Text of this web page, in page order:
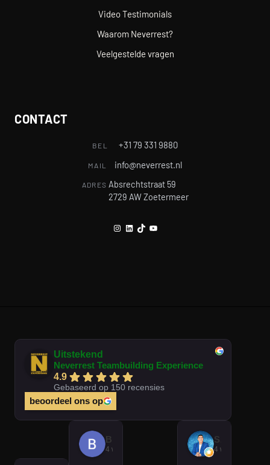
Video Testimonials
Waarom Neverrest?
Veelgestelde vragen
CONTACT
BEL +31 79 331 9880
MAIL info@neverrest.nl
ADRES Absrechtstraat 59
2729 AW Zoetermeer
Instagram
LinkedIn
TikTokYouTube
Uitstekend
Neverrest Teambuilding Experience
4.9
Gebaseerd op 150 recensies
beoordeel ons op
4 weken geleden 4 weken geleden